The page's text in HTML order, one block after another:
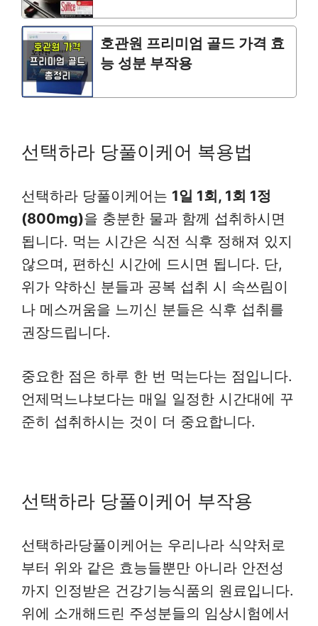
호관원 프리미엄 골드 가격 효
능 성분 부작용
선택하라 당풀이케어 복용법
선택하라 당풀이케어는 1일 1회, 1회 1정
(800mg)을 충분한 물과 함께 섭취하시면
됩니다. 먹는 시간은 식전 식후 정해져 있지
않으며, 편하신 시간에 드시면 됩니다. 단,
위가 약하신 분들과 공복 섭취 시 속쓰림이
나 메스꺼움을 느끼신 분들은 식후 섭취를
권장드립니다.
중요한 점은 하루 한 번 먹는다는 점입니다.
언제먹느냐보다는 매일 일정한 시간대에 꾸
준히 섭취하시는 것이 더 중요합니다.
선택하라 당풀이케어 부작용
선택하라당풀이케어는 우리나라 식약처로
부터 위와 같은 효능들뿐만 아니라 안전성
까지 인정받은 건강기능식품의 원료입니다.
위에 소개해드린 주성분들의 임상시험에서